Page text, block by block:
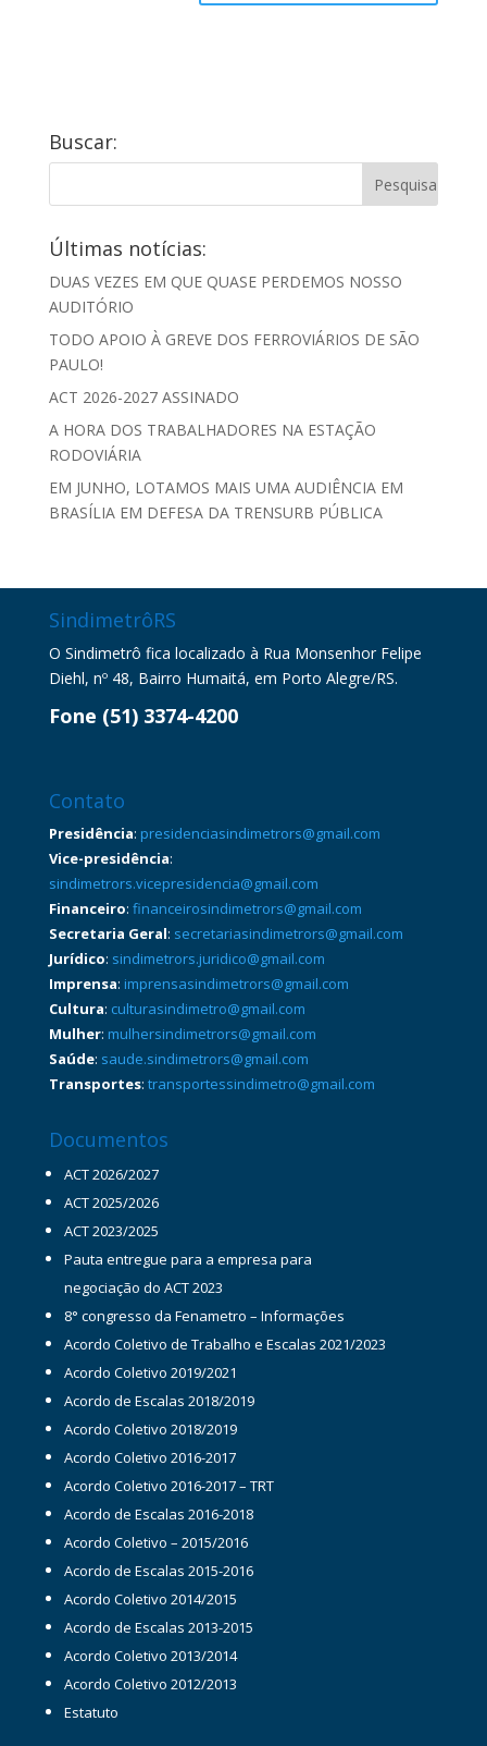
Buscar:
Últimas notícias:
DUAS VEZES EM QUE QUASE PERDEMOS NOSSO
AUDITÓRIO
TODO APOIO À GREVE DOS FERROVIÁRIOS DE SÃO
PAULO!
ACT 2026-2027 ASSINADO
A HORA DOS TRABALHADORES NA ESTAÇÃO
RODOVIÁRIA
EM JUNHO, LOTAMOS MAIS UMA AUDIÊNCIA EM
BRASÍLIA EM DEFESA DA TRENSURB PÚBLICA
SindimetrôRS
O Sindimetrô fica localizado à Rua Monsenhor Felipe
Diehl, nº 48, Bairro Humaitá, em Porto Alegre/RS.
Fone (51) 3374-4200
Contato
Presidência: presidenciasindimetrors@gmail.com
Vice-presidência:
sindimetrors.vicepresidencia@gmail.com
Financeiro: financeirosindimetrors@gmail.com
Secretaria Geral: secretariasindimetrors@gmail.com
Jurídico: sindimetrors.juridico@gmail.com
Imprensa: imprensasindimetrors@gmail.com
Cultura: culturasindimetro@gmail.com
Mulher: mulhersindimetrors@gmail.com
Saúde: saude.sindimetrors@gmail.com
Transportes: transportessindimetro@gmail.com
Documentos
ACT 2026/2027
ACT 2025/2026
ACT 2023/2025
Pauta entregue para a empresa para
negociação do ACT 2023
8° congresso da Fenametro – Informações
Acordo Coletivo de Trabalho e Escalas 2021/2023
Acordo Coletivo 2019/2021
Acordo de Escalas 2018/2019
Acordo Coletivo 2018/2019
Acordo Coletivo 2016-2017
Acordo Coletivo 2016-2017 – TRT
Acordo de Escalas 2016-2018
Acordo Coletivo – 2015/2016
Acordo de Escalas 2015-2016
Acordo Coletivo 2014/2015
Acordo de Escalas 2013-2015
Acordo Coletivo 2013/2014
Acordo Coletivo 2012/2013
Estatuto